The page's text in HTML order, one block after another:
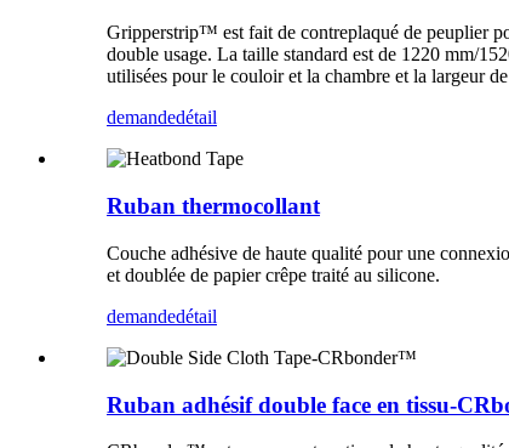
Gripperstrip™ est fait de contreplaqué de peuplier
double usage. La taille standard est de 1220 mm/
utilisées pour le couloir et la chambre et la largeur
demandedétail
Ruban thermocollant
Couche adhésive de haute qualité pour une
et doublée de papier crêpe traité au silicone.
demandedétail
Ruban adhésif double face en tissu-